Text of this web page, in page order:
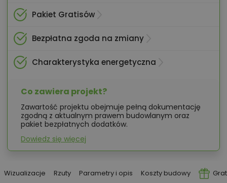
Pakiet Gratisów
Bezpłatna zgoda na zmiany
Charakterystyka energetyczna
Co zawiera projekt?
Zawartość projektu obejmuje pełną dokumentację
zgodną z aktualnym prawem budowlanym oraz
pakiet bezpłatnych dodatków.
Dowiedz się więcej
Wizualizacje Rzuty Parametry i opis Koszty budowy